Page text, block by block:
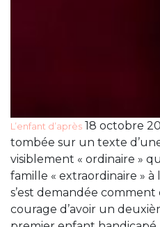
L’enfant d’après 18 octobre
tombée sur un texte
visiblement « ordinaire »
famille « extraordinaire » à
s’est demandée
courage d’avoir un